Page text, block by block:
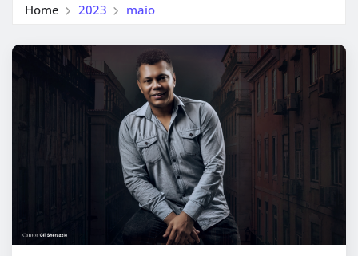
Home 2023 maio